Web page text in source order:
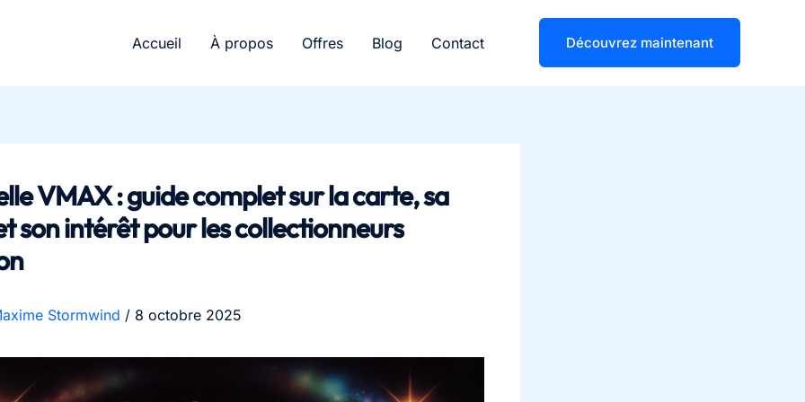
Accueil À propos Offres Blog Contact Découvrez maintenant
VMAX : guide complet sur la carte, sa
son intérêt pour les collectionneurs
Stormwind / 8 octobre 2025